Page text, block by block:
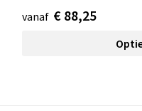
vanaf € 88,25